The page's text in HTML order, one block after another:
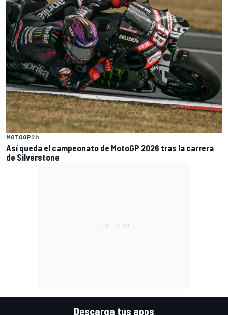
MOTOGP2 h
Así queda el campeonato de MotoGP 2026 tras la carrera
de Silverstone
Descarga tus apps